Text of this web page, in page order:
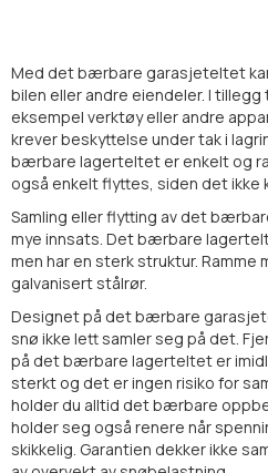
Med det bærbare garasjeteltet
bilen eller andre eiendeler. I tillegg
eksempel verktøy eller andre
krever beskyttelse under tak i
bærbare lagerteltet er enkelt og
også enkelt flyttes, siden det ikke
Samling eller flytting av det
mye innsats. Detbærbare
men har en sterk struktur.
galvanisert stålrør.
Designet på detbærbare
snø ikke lett samler seg på det.
på detbærbare lagerteltet er
sterkt og det er ingen risiko for
holder du alltid detbærbare
holder seg også renere når
skikkelig. Garantien dekker ikke